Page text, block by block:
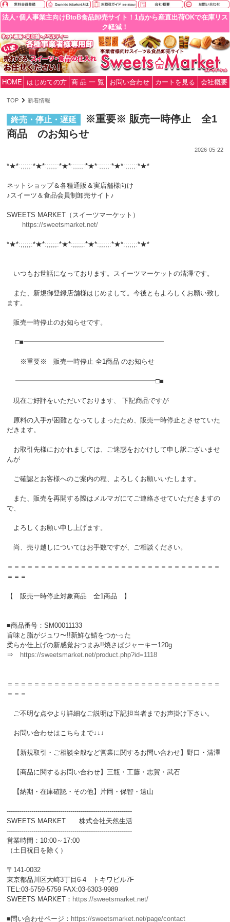
法人･個人事業主向けBtoB食品卸売サイト！1点から産直出荷OKで在庫リス
ク軽減！
HOME はじめての方 商 品 一 覧 お問い合わせ カートを見る 会社概要
TOP 新着情報
終売・停止・遅延
※重要※ 販売一時停止 全1
商品 のお知らせ
2026-05-22
*★*:;;;;;:*★*:;;;;;:*★*:;;;;;:*★*:;;;;;:*★*:;;;;;:*★*
ネットショップ＆各種通販＆実店舗様向け
♪スイーツ＆食品会員制卸売サイト♪
SWEETS MARKET（スイーツマーケット）
https://sweetsmarket.net/
*★*:;;;;;:*★*:;;;;;:*★*:;;;;;:*★*:;;;;;:*★*:;;;;;:*★*
いつもお世話になっております。スイーツマーケットの清澤です。
また、新規御登録店舗様はじめまして。今後ともよろしくお願い致し
ます。
販売一時停止のお知らせです。
□■━━━━━━━━━━━━━━━━━━━━━
※重要※ 販売一時停止 全1商品 のお知らせ
━━━━━━━━━━━━━━━━━━━━━□■
現在ご好評をいただいております、 下記商品ですが
原料の入手が困難となってしまったため、販売一時停止とさせていた
だきます。
お取引先様におかれましては、ご迷惑をおかけして申し訳ございませ
んが
ご確認とお客様へのご案内の程、よろしくお願いいたします。
また、販売を再開する際はメルマガにてご連絡させていただきますの
で、
よろしくお願い申し上げます。
尚、売り越しについてはお手数ですが、ご相談ください。
＝＝＝＝＝＝＝＝＝＝＝＝＝＝＝＝＝＝＝＝＝＝＝＝＝＝＝＝＝＝＝＝
＝＝＝
【 販売一時停止対象商品 全1商品 】
■商品番号：SM00011133
旨味と脂がジュワ〜!!新鮮な鯖をつかった
柔らか仕上げの新感覚おつまみ!!焼さばジャーキー120g
⇒
https://sweetsmarket.net/product.php?id=1118
＝＝＝＝＝＝＝＝＝＝＝＝＝＝＝＝＝＝＝＝＝＝＝＝＝＝＝＝＝＝＝＝
＝＝＝
ご不明な点やより詳細なご説明は下記担当者までお声掛け下さい。
お問い合わせはこちらまで↓↓↓
【新規取引・ご相談全般など営業に関するお問い合わせ】野口・清澤
【商品に関するお問い合わせ】三瓶・工藤・志賀・武石
【納期・在庫確認・その他】片岡・保智・遠山
-------------------------------------------------------------
SWEETS MARKET 株式会社天然生活
-------------------------------------------------------------
営業時間：10:00～17:00
（土日祝日を除く）
〒141-0032
東京都品川区大崎3丁目6-4 トキワビル7F
TEL:03-5759-5759 FAX:03-6303-9989
SWEETS MARKET： https://sweetsmarket.net/
■問い合わせページ： https://sweetsmarket.net/page/contact